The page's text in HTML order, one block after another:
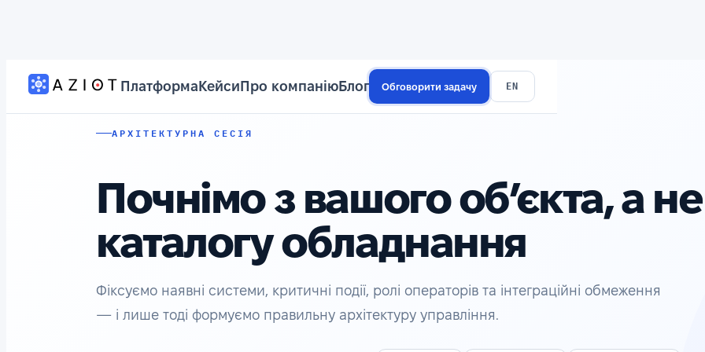
ПлатформаКейсиПро компаніюБлог Обговорити задачу EN
АРХІТЕКТУРНА СЕСІЯ
Почнімо з вашого об’єкта, а
каталогу обладнання
Фіксуємо наявні системи, критичні події, ролі операторів та інтеграційні обмеження
— і лише тоді формуємо правильну архітектуру управління.